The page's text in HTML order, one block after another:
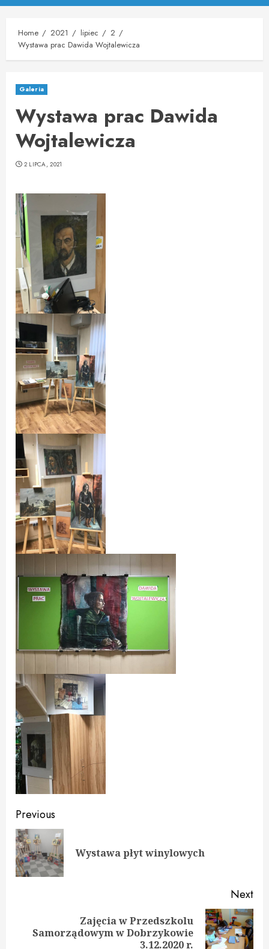
Menu
Home 2021 lipiec
2
Wystawa prac Dawida Wojtalewicza
Galeria
Wystawa prac Dawida
Wojtalewicza
2 LIPCA, 2021
Continue
Reading
Previous
Wystawa płyt winylowych
Next
Next
Zajęcia w Przedszkolu
Samorządowym w Dobrzykowie
3.12.2020 r.